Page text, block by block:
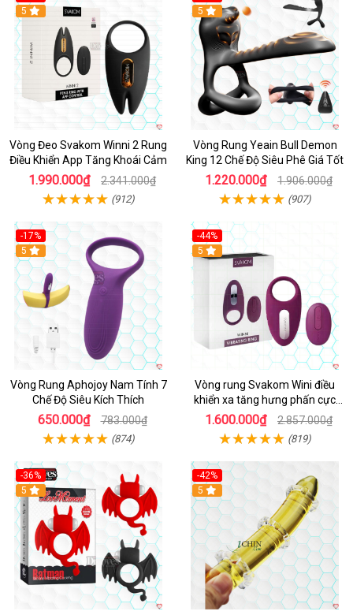
Hot
5
Vòng Đeo Svakom Winni 2 Rung
Điều Khiển App Tăng Khoái Cảm
1.990.000₫ 2.341.000₫
(912)
Hot
5
Vòng Rung Yeain Bull Demon
King 12 Chế Độ Siêu Phê Giá Tốt
1.220.000₫ 1.906.000₫
(907)
-17%
Hot
5
Vòng Rung Aphojoy Nam Tính 7
Chế Độ Siêu Kích Thích
650.000₫ 783.000₫
(874)
-44%
5
Vòng rung Svakom Wini điều
khiển xa tăng hưng phấn cực
đỉnh
1.600.000₫ 2.857.000₫
(819)
-36%
5
-42%
5